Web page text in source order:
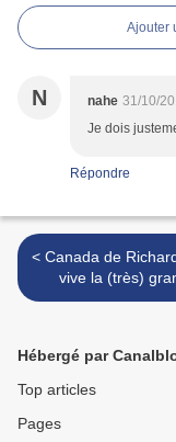
Ajouter
N nahe 31/10/
Je dois
Répondre
< Canada de Richard Ford :
vive la (très)
littérature
Hébergé par
Top articles
Pages